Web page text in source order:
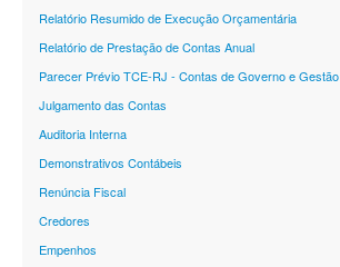
Relatório Resumido de Execução Orçamentária
Relatório de Prestação de Contas Anual
Parecer Prévio TCE-RJ - Contas de Governo e Gestão
Julgamento das Contas
Auditoria Interna
Demonstrativos Contábeis
Renúncia Fiscal
Credores
Empenhos